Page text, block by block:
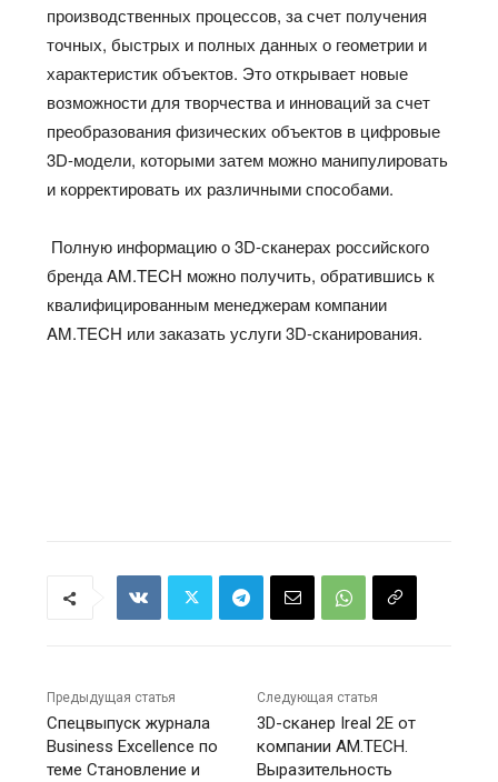
производственных процессов, за счет получения
точных, быстрых и полных данных о геометрии и
характеристик объектов. Это открывает новые
возможности для творчества и инноваций за счет
преобразования физических объектов в цифровые
3D-модели, которыми затем можно манипулировать
и корректировать их различными способами.
Полную информацию о 3D-сканерах российского
бренда AM.TECH можно получить, обратившись к
квалифицированным менеджерам компании
AM.TECH или заказать услуги 3D-сканирования.
Предыдущая статья
Спецвыпуск журнала
Business Excellence по
теме Становление и
Следующая статья
3D-сканер Ireal 2E от
компании AM.TECH.
Выразительность